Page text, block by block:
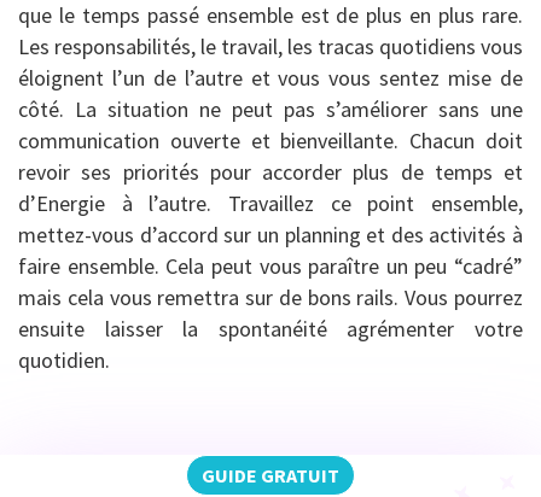
que le temps passé ensemble est de plus en plus rare.
Les responsabilités, le travail, les tracas quotidiens vous
éloignent l’un de l’autre et vous vous sentez mise de
côté. La situation ne peut pas s’améliorer sans une
communication ouverte et bienveillante. Chacun doit
revoir ses priorités pour accorder plus de temps et
d’Energie à l’autre. Travaillez ce point ensemble,
mettez-vous d’accord sur un planning et des activités à
faire ensemble. Cela peut vous paraître un peu “cadré”
mais cela vous remettra sur de bons rails. Vous pourrez
ensuite laisser la spontanéité agrémenter votre
quotidien.
GUIDE GRATUIT